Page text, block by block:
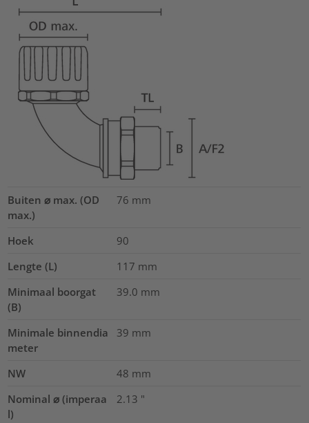
Buiten ⌀ max. (OD
max.)
76 mm
Hoek
90
Lengte (L)
117 mm
Minimaal boorgat
(B)
39.0 mm
Minimale binnendia
meter
39 mm
NW 48 mm
Nominal ⌀ (imperaa
l)
2.13 "